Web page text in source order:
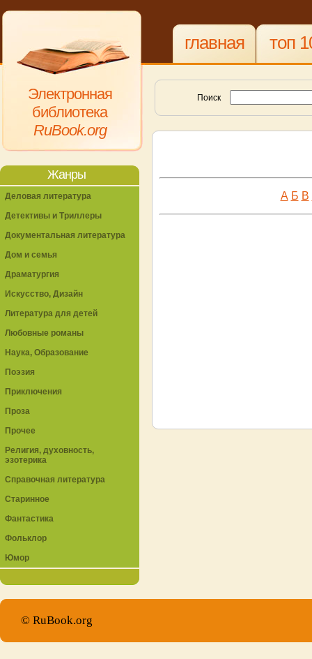
Электронная
библиотека
RuBook.org
главная топ
Поиск
А Б В
Жанры
Деловая литература
Детективы и Триллеры
Документальная литература
Дом и семья
Драматургия
Искусство, Дизайн
Литература для детей
Любовные романы
Наука, Образование
Поэзия
Приключения
Проза
Прочее
Религия, духовность,
эзотерика
Справочная литература
Старинное
Фантастика
Фольклор
Юмор
© RuBook.org